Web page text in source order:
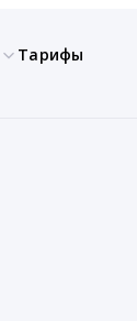
Тарифы